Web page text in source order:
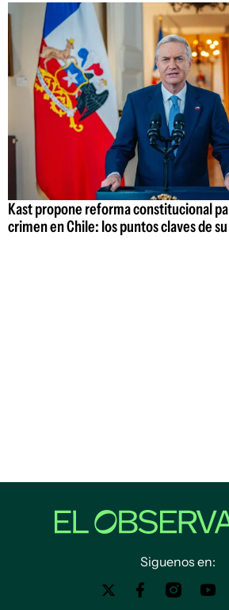
Kast propone reforma constitucional
crimen en Chile: los puntos claves de
Siguenos en: